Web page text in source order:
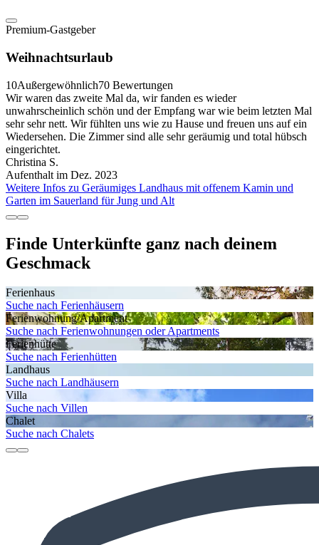
Premium-Gastgeber
Weihnachtsurlaub
10Außergewöhnlich70 Bewertungen
Wir waren das zweite Mal da, wir fanden es wieder
unwahrscheinlich schön und der Empfang war wie beim letzten Mal
sehr sehr nett. Wir fühlten uns wie zu Hause und freuen uns auf ein
Wiedersehen. Die Zimmer sind alle sehr geräumig und total hübsch
eingerichtet.
Christina S.
Aufenthalt im Dez. 2023
Weitere Infos zu Geräumiges Landhaus mit offenem Kamin und
Garten im Sauerland für Jung und Alt
Finde Unterkünfte ganz nach deinem
Geschmack
Ferienhaus
Suche nach Ferienhäusern
Ferienwohnung/Apartment
Suche nach Ferienwohnungen oder Apartments
Ferienhütte
Suche nach Ferienhütten
Landhaus
Suche nach Landhäusern
Villa
Suche nach Villen
Chalet
Suche nach Chalets